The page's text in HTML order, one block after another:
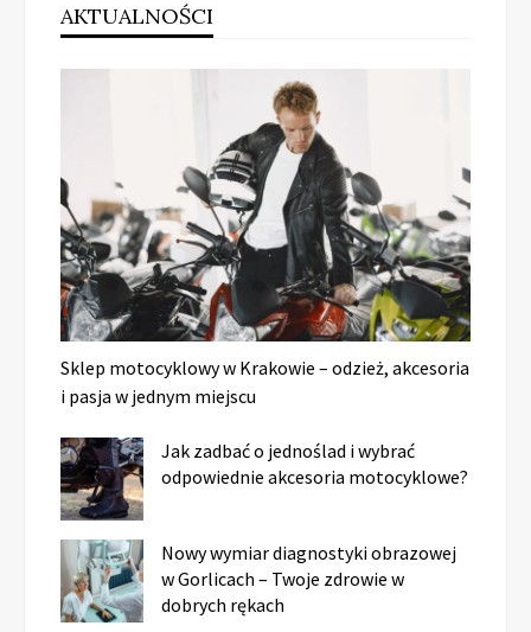
AKTUALNOŚCI
Sklep motocyklowy w Krakowie – odzież, akcesoria
i pasja w jednym miejscu
Jak zadbać o jednoślad i wybrać
odpowiednie akcesoria motocyklowe?
Nowy wymiar diagnostyki obrazowej
w Gorlicach – Twoje zdrowie w
dobrych rękach